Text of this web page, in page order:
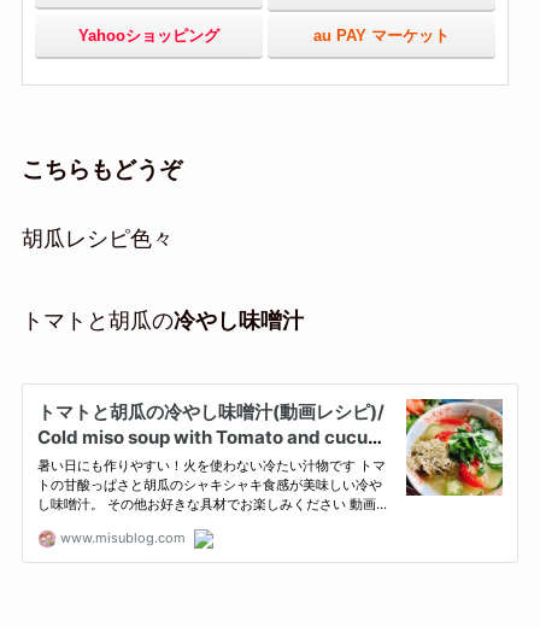
Yahooショッピング au PAY マーケット
こちらもどうぞ
胡瓜レシピ色々
トマトと胡瓜の冷やし味噌汁